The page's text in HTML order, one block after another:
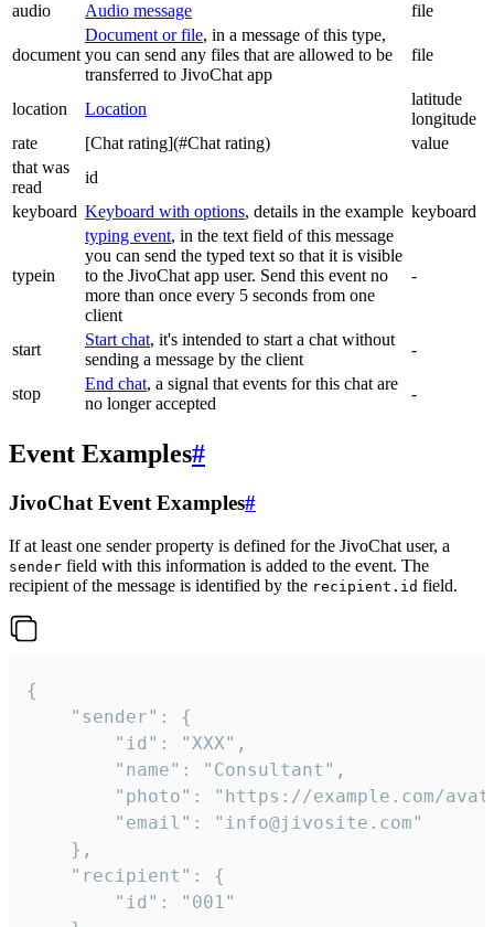
audio
Audio message file
document
Document or file, in a message of this type,
you can send any files that are allowed to be
transferred to JivoChat app
file
location Location
latitude
longitude
rate
[Chat rating](#Chat rating)
value
that was
read
id
keyboard Keyboard with options, details in the example keyboard
typein
typing event, in the text field of this message
you can send the typed text so that it is visible
to the JivoChat app user. Send this event no
more than once every 5 seconds from one
client
-
start
Start chat, it's intended to start a chat without
sending a message by the client
-
stop
End chat, a signal that events for this chat are
no longer accepted
-
Event Examples#
JivoChat Event Examples#
If at least one sender property is defined for the JivoChat user, a
sender field with this information is added to the event. The
recipient of the message is identified by the recipient.id field.
{